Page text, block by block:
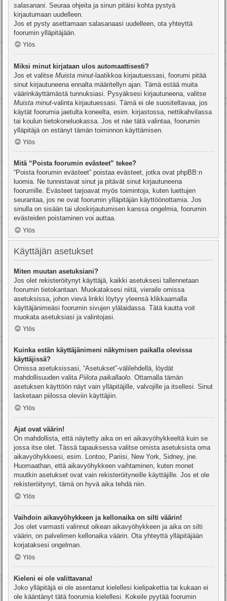
salasanani . Seuraa ohjeita ja sinun pitäisi kohta pystyä
kirjautumaan uudelleen.
Jos et pysty asettamaan salasanaasi uudelleen, ota yhteyttä
foorumin ylläpitäjään.
Ylös
Miksi minut kirjataan ulos automaattisesti?
Jos et valitse Muista minut-laatikkoa kirjautuessasi, foorumi pitää
sinut kirjautuneena ennalta määritellyn ajan. Tämä estää muita
väärinkäyttämästä tunnuksiasi. Pysyäksesi kirjautuneena, valitse
Muista minut-valinta kirjautuessasi. Tämä ei ole suositeltavaa, jos
käytät foorumia jaetulta koneelta, esim. kirjastossa, nettikahvilassa
tai koulun tietokoneluokassa. Jos et näe tätä valintaa, foorumin
ylläpitäjä on estänyt tämän toiminnon käyttämisen.
Ylös
Mitä “Poista foorumin evästeet” tekee?
“Poista foorumin evästeet” poistaa evästeet, jotka ovat phpBB:n
luomia. Ne tunnistavat sinut ja pitävät sinut kirjautuneena
foorumille. Evästeet tarjoavat myös toimintoja, kuten luettujen
seurantaa, jos ne ovat foorumin ylläpitäjän käyttöönottamia. Jos
sinulla on sisään tai uloskirjautumisen kanssa ongelmia, foorumin
evästeiden poistaminen voi auttaa.
Ylös
Käyttäjän asetukset
Miten muutan asetuksiani?
Jos olet rekisteröitynyt käyttäjä, kaikki asetuksesi tallennetaan
foorumin tietokantaan. Muokataksesi niitä, vieraile omissa
asetuksissa, johon vievä linkki löytyy yleensä klikkaamalla
käyttäjänimeäsi foorumin sivujen ylälaidassa. Tätä kautta voit
muokata asetuksiasi ja valintojasi.
Ylös
Kuinka estän käyttäjänimeni näkymisen paikalla olevissa
käyttäjissä?
Omissa asetuksissasi, “Asetukset”-välilehdellä, löydät
mahdollisuuden valita Piilota paikallaolo. Ottamalla tämän
asetuksen käyttöön näyt vain ylläpitäjille, valvojille ja itsellesi. Sinut
lasketaan piilossa oleviin käyttäjiin.
Ylös
Ajat ovat väärin!
On mahdollista, että näytetty aika on eri aikavyöhykkeeltä kuin se
jossa itse olet. Tässä tapauksessa valitse omista asetuksista oma
aikavyöhykkeesi, esim. Lontoo, Pariisi, New York, Sidney, jne.
Huomaathan, että aikavyöhykkeen vaihtaminen, kuten monet
muutkin asetukset ovat vain rekisteröityneille käyttäjille. Jos et ole
rekisteröitynyt, tämä on hyvä aika tehdä niin.
Ylös
Vaihdoin aikavyöhykkeen ja kellonaika on silti väärin!
Jos olet varmasti valinnut oikean aikavyöhykkeen ja aika on silti
väärin, on palvelimen kellonaika väärin. Ota yhteyttä ylläpitäjään
korjataksesi ongelman.
Ylös
Kieleni ei ole valittavana!
Joko ylläpitäjä ei ole asentanut kielellesi kielipakettia tai kukaan ei
ole kääntänyt tätä foorumia kielellesi. Kokeile pyytää foorumin